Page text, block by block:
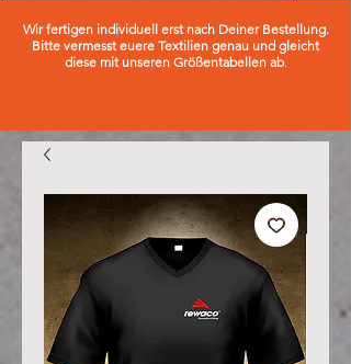
Wir fertigen individuell erst nach Deiner Bestellung.
Bitte vermesst euere Textilien genau und gleicht
diese mit unseren Größentabellen ab.